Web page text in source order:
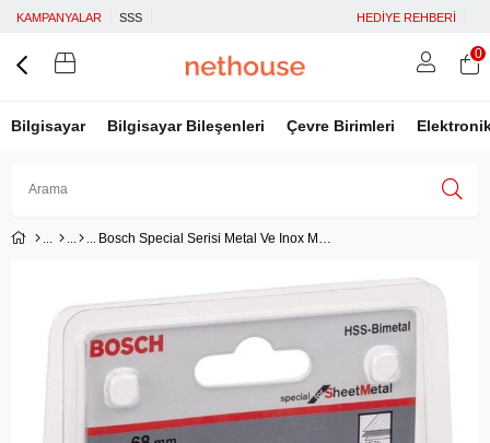
KAMPANYALAR SSS HEDİYE REHBERİ
Bilgisayar Bilgisayar Bileşenleri Çevre Birimleri
Üye Girişi
Google İle Bağlan
0
Bosch Special Serisi Metal Ve Inox Malzemeler için Delik Açma Testeresi 68 mm